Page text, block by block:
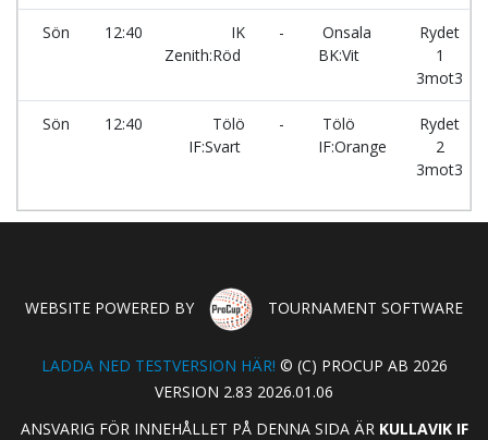
Sön 12:40
IK
Zenith:Röd
-
Onsala
BK:Vit
Rydet
1
3mot3
Sön 12:40
Tölö
IF:Svart
-
Tölö
IF:Orange
Rydet
2
3mot3
WEBSITE POWERED BY TOURNAMENT SOFTWARE
LADDA NED TESTVERSION HÄR! © (C) PROCUP AB 2026
VERSION 2.83 2026.01.06
ANSVARIG FÖR INNEHÅLLET PÅ DENNA SIDA ÄR KULLAVIK IF